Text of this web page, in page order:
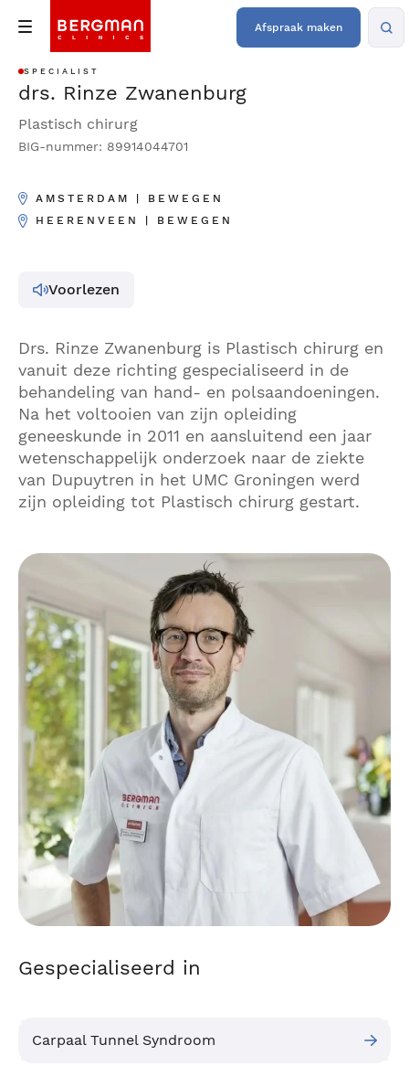
Afspraak maken
SPECIALIST
drs. Rinze Zwanenburg
Plastisch chirurg
BIG-nummer: 89914044701
AMSTERDAM | BEWEGEN
HEERENVEEN | BEWEGEN
Voorlezen
Drs. Rinze Zwanenburg is Plastisch chirurg en
vanuit deze richting gespecialiseerd in de
behandeling van hand- en polsaandoeningen.
Na het voltooien van zijn opleiding
geneeskunde in 2011 en aansluitend een jaar
wetenschappelijk onderzoek naar de ziekte
van Dupuytren in het UMC Groningen werd
zijn opleiding tot Plastisch chirurg gestart.
Gespecialiseerd in
Carpaal Tunnel Syndroom